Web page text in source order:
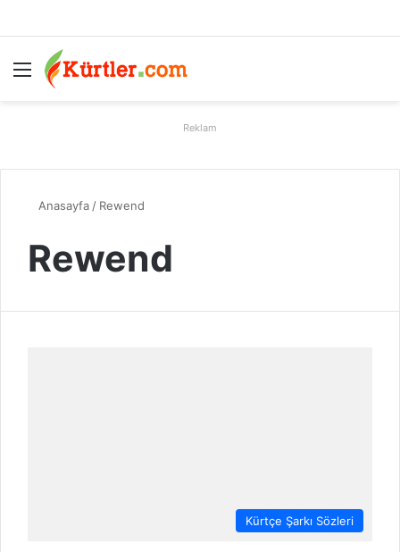
Menü
Reklam
Anasayfa / Rewend
Rewend
Kürtçe Şarkı Sözleri